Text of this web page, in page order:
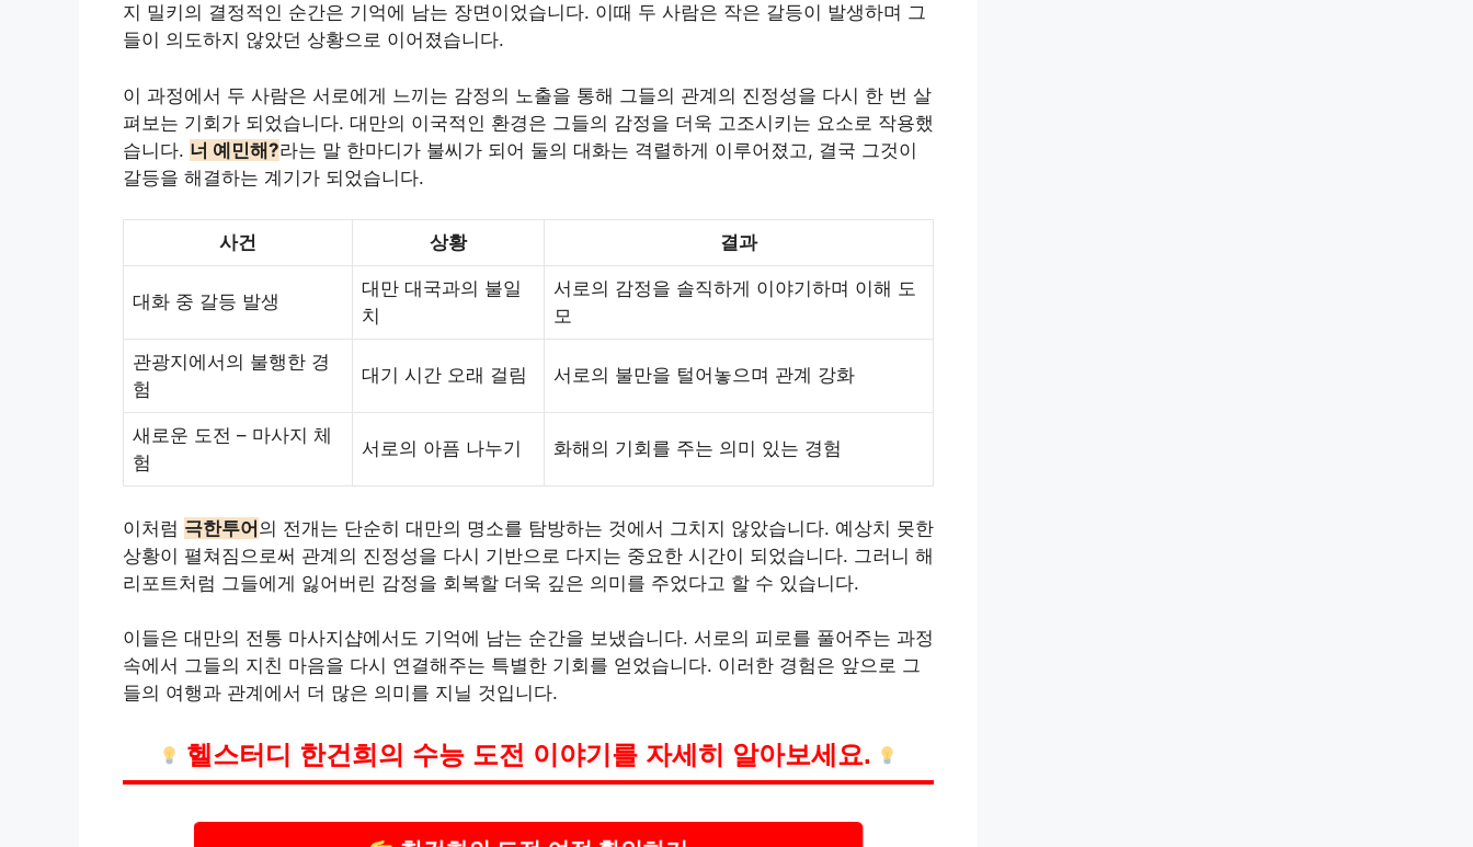
지 밀키의 결정적인 순간은 기억에 남는 장면이었습니다. 이때 두 사람은 작은 갈등이 발생하며 그
들이 의도하지 않았던 상황으로 이어졌습니다.
이 과정에서 두 사람은 서로에게 느끼는 감정의 노출을 통해 그들의 관계의 진정성을 다시 한 번 살
펴보는 기회가 되었습니다. 대만의 이국적인 환경은 그들의 감정을 더욱 고조시키는 요소로 작용했
습니다. 너 예민해?라는 말 한마디가 불씨가 되어 둘의 대화는 격렬하게 이루어졌고, 결국 그것이
갈등을 해결하는 계기가 되었습니다.
사건 상황 결과
대화 중 갈등 발생
대만 대국과의 불일
치
서로의 감정을 솔직하게 이야기하며 이해 도
모
관광지에서의 불행한 경
험
대기 시간 오래 걸림 서로의 불만을 털어놓으며 관계 강화
새로운 도전 – 마사지 체
험
서로의 아픔 나누기 화해의 기회를 주는 의미 있는 경험
이처럼 극한투어의 전개는 단순히 대만의 명소를 탐방하는 것에서 그치지 않았습니다. 예상치 못한
상황이 펼쳐짐으로써 관계의 진정성을 다시 기반으로 다지는 중요한 시간이 되었습니다. 그러니 해
리포트처럼 그들에게 잃어버린 감정을 회복할 더욱 깊은 의미를 주었다고 할 수 있습니다.
이들은 대만의 전통 마사지샵에서도 기억에 남는 순간을 보냈습니다. 서로의 피로를 풀어주는 과정
속에서 그들의 지친 마음을 다시 연결해주는 특별한 기회를 얻었습니다. 이러한 경험은 앞으로 그
들의 여행과 관계에서 더 많은 의미를 지닐 것입니다.
헬스터디 한건희의 수능 도전 이야기를 자세히 알아보세요.